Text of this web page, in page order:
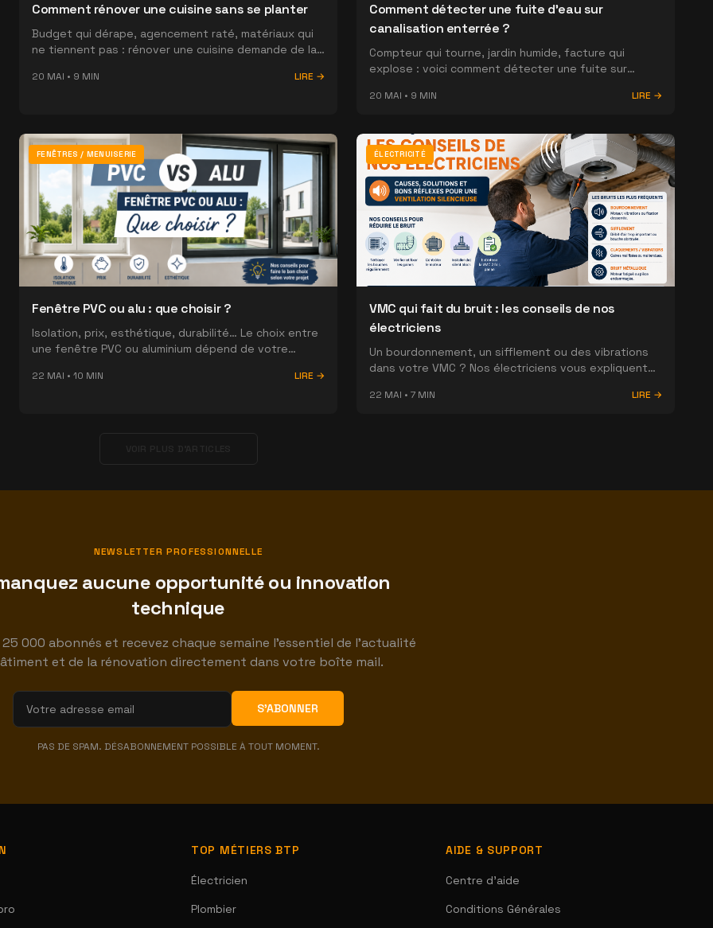
Comment rénover une cuisine sans se planter
Budget qui dérape, agencement raté, matériaux qui
ne tiennent pas : rénover une cuisine demande de la
surprises.
20 MAI • 9 MIN LIRE →
Comment détecter une fuite d'eau sur
canalisation enterrée ?
Compteur qui tourne, jardin humide, facture qui
explose : voici comment détecter une fuite sur
vous protéger avec la loi Warsmann.
20 MAI • 9 MIN LIRE →
FENÊTRES / MENUISERIE
Fenêtre PVC ou alu : que choisir ?
Isolation, prix, esthétique, durabilité… Le choix entre
une fenêtre PVC ou aluminium dépend de votre
choix.
22 MAI • 10 MIN LIRE →
ÉLECTRICITÉ
VMC qui fait du bruit : les conseils de nos
électriciens
Un bourdonnement, un sifflement ou des vibrations
dans votre VMC ? Nos électriciens vous expliquent
possibles et les bons réflexes pour éviter une panne
22 MAI • 7 MIN LIRE →
NEWSLETTER PROFESSIONNELLE
aucune opportunité ou innovation
technique
25 000 abonnés et recevez chaque semaine l'essentiel de l'actualité
et de la rénovation directement dans votre boîte mail.
S'ABONNER
PAS DE SPAM. DÉSABONNEMENT POSSIBLE À TOUT MOMENT.
TOP MÉTIERS BTP
Électricien
Plombier
AIDE & SUPPORT
Centre d'aide
Conditions Générales